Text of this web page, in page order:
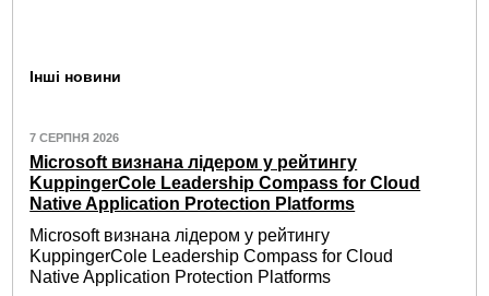
Інші новини
7 СЕРПНЯ 2026
Microsoft визнана лідером у рейтингу
KuppingerCole Leadership Compass for Cloud
Native Application Protection Platforms
Microsoft визнана лідером у рейтингу
KuppingerCole Leadership Compass for Cloud
Native Application Protection Platforms